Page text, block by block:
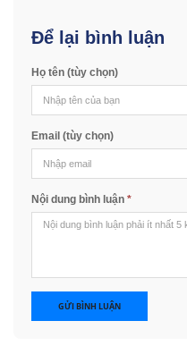
Để lại bình luận
Họ tên (tùy chọn)
Email (tùy chọn)
Nội dung bình luận *
GỬI BÌNH LUẬN